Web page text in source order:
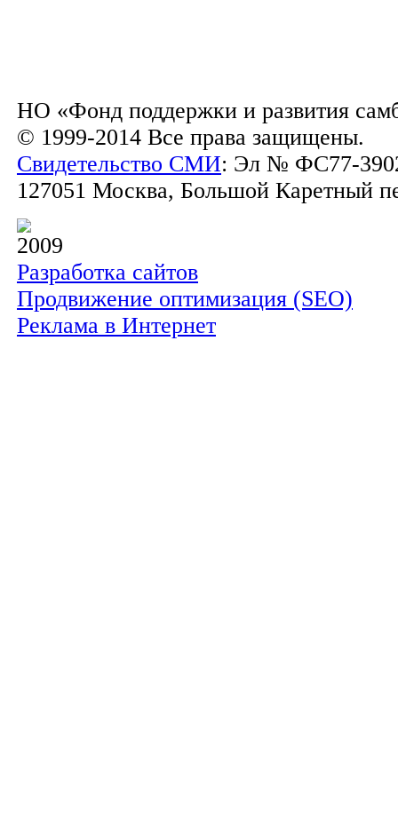
НО «Фонд поддержки и развития
© 1999-2014 Все права защищены.
Свидетельство СМИ: Эл № ФС77-
127051 Москва, Большой Каретный
2009
Разработка сайтов
Продвижение оптимизация (SEO)
Реклама в Интернет